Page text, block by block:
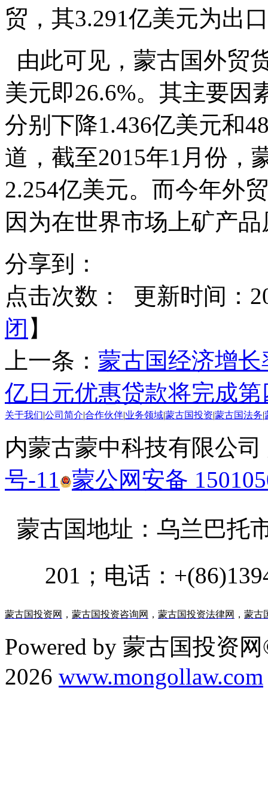
贸，其3.291亿美元为出
由此可见，蒙古国外贸
美元即26.6%。其主要因
分别下降1.436亿美元和
道，截至2015年1月份，
2.254亿美元。而今年外
因为在世界市场上矿产
分享到：
点击次数：
更新时间：
闭 】
上一条： 蒙古国经济增长
亿日元优惠贷款将完成
关于我们 公司简介 合作伙伴 业务领域 蒙古国投资 蒙古国法务
内蒙古蒙中科技有限公
号-11 蒙公网安备
蒙古国地址： 乌兰巴托
201；电话：
蒙古国投资网 ， 蒙古国投资咨询网 ， 蒙古国投资法律网 ， 蒙古
Powered by 蒙古国投资
2026 www.mongollaw.com